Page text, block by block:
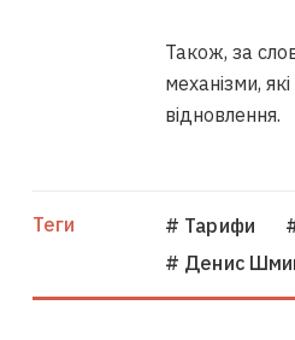
Також, за
механізми,
відновлення.
Теги # Тарифи
# Денис